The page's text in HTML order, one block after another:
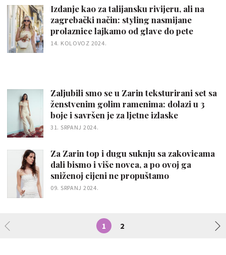
Izdanje kao za talijansku rivijeru, ali na
zagrebački način: styling nasmijane
prolaznice lajkamo od glave do pete
14. KOLOVOZ 2024.
Zaljubili smo se u Zarin teksturirani set sa
ženstvenim golim ramenima: dolazi u 3
boje i savršen je za ljetne izlaske
31. SRPANJ 2024.
Za Zarin top i dugu suknju sa zakovicama
dali bismo i više novca, a po ovoj ga
sniženoj cijeni ne propuštamo
09. SRPANJ 2024.
1 2